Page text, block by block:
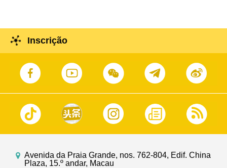
Inscrição
Avenida da Praia Grande, nos. 762-804, Edif. China
Plaza, 15.º andar, Macau